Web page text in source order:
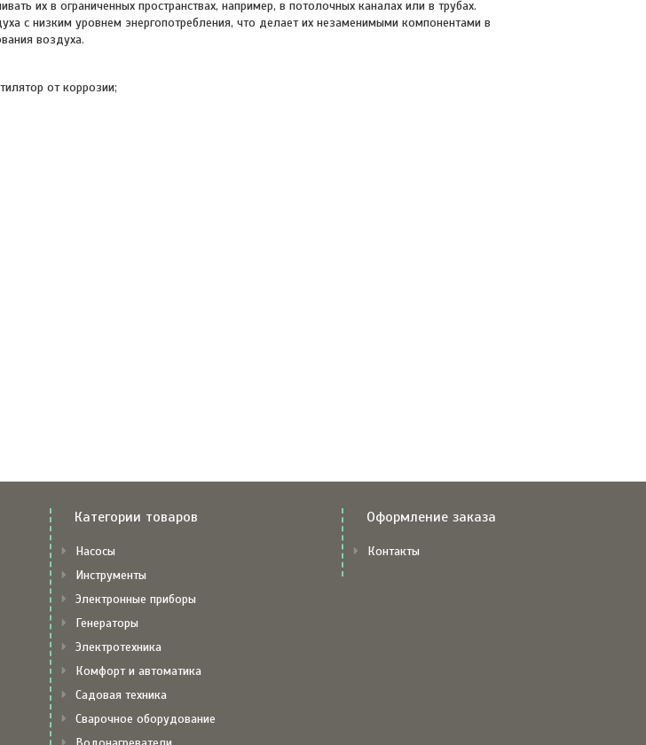
их в ограниченных пространствах, например, в потолочных каналах или в трубах.
с низким уровнем энергопотребления, что делает их незаменимыми компонентами в
воздуха.
от коррозии;
Категории товаров
Насосы
Инструменты
Электронные приборы
Генераторы
Электротехника
Комфорт и автоматика
Садовая техника
Сварочное оборудование
Оформление заказа
Контакты